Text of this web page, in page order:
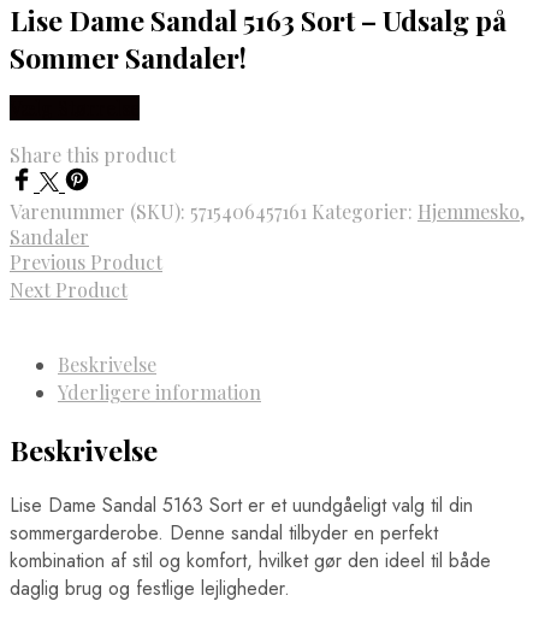
Lise Dame Sandal 5163 Sort – Udsalg på
Sommer Sandaler!
Share this product
Varenummer (SKU): 5715406457161 Kategorier: Hjemmesko,
Sandaler
Previous Product
Next Product
Beskrivelse
Yderligere information
Beskrivelse
Lise Dame Sandal 5163 Sort er et uundgåeligt valg til din
sommergarderobe. Denne sandal tilbyder en perfekt
kombination af stil og komfort, hvilket gør den ideel til både
daglig brug og festlige lejligheder.